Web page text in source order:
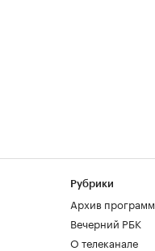
Рубрики
Архив программ
Вечерний РБК
О телеканале